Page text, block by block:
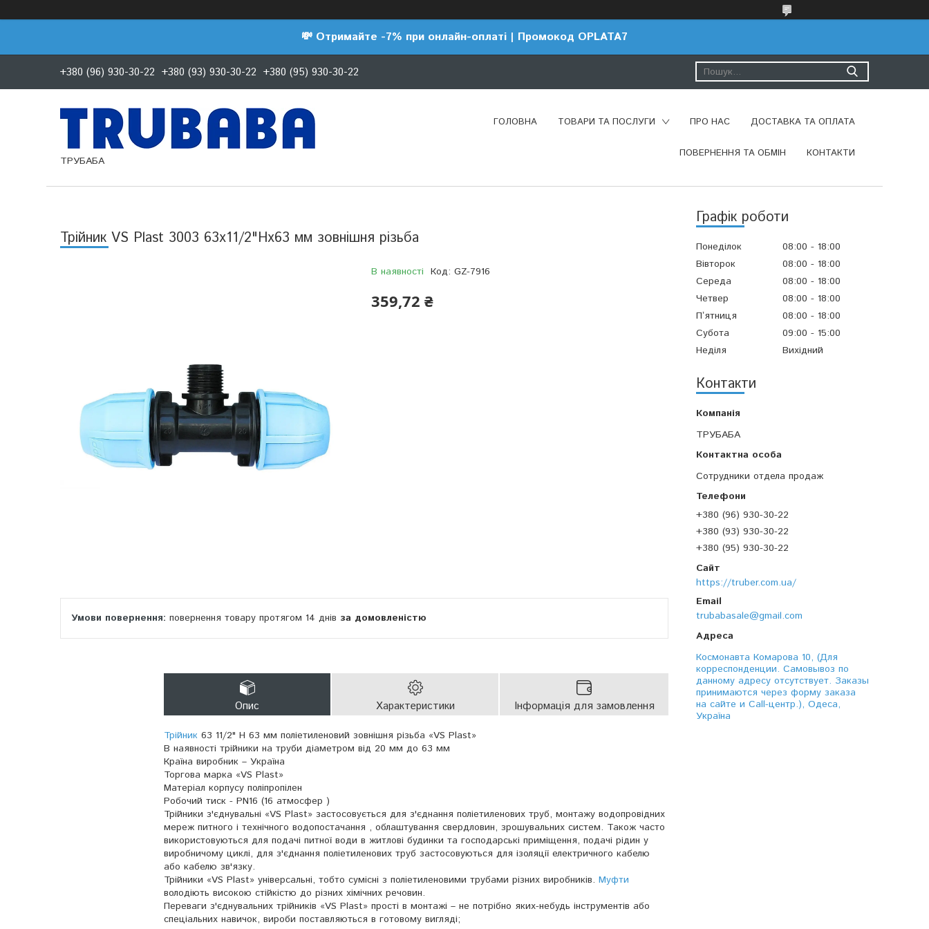
💸 Отримайте -7% при онлайн-оплаті | Промокод OPLATA7
+380 (96) 930-30-22 +380 (93) 930-30-22 +380 (95) 930-30-22
ТРУБАБА
ГОЛОВНА ТОВАРИ ТА ПОСЛУГИ ПРО НАС ДОСТАВКА ТА ОПЛАТА
ПОВЕРНЕННЯ ТА ОБМІН КОНТАКТИ
Графік роботи
Понеділок 08:00
18:00
Вівторок
08:00
18:00
Середа
08:00
18:00
Четвер
08:00
18:00
Пʼятниця
08:00
18:00
Субота
09:00
15:00
Неділя
Вихідний
Контакти
ТРУБАБА
Сотрудники отдела продаж
+380 (96) 930-30-22
+380 (93) 930-30-22
+380 (95) 930-30-22
https://truber.com.ua/
trubabasale@gmail.com
Космонавта Комарова 10, (Для
корреспонденции. Самовывоз по
данному адресу отсутствует. Заказы
принимаются через форму заказа
на сайте и Call-центр.), Одеса,
Україна
Трійник VS Plast 3003 63x11/2"Нх63 мм зовнішня різьба
В наявності Код: GZ-7916
359,72 ₴
повернення товару протягом 14 днів за домовленістю
Опис Характеристики Інформація для замовлення
Трійник 63 11/2" Н 63 мм поліетиленовий зовнішня різьба «VS Plast»
В наявності трійники на труби діаметром від 20 мм до 63 мм
Країна виробник – Україна
Торгова марка «VS Plast»
Матеріал корпусу поліпропілен
Робочий тиск - PN16 (16 атмосфер )
Трійники з'єднувальні «VS Plast» застосовується для з'єднання поліетиленових труб, монтажу водопровідних
мереж питного і технічного водопостачання , облаштування свердловин, зрошувальних систем. Також часто
використовуються для подачі питної води в житлові будинки та господарські приміщення, подачі рідин у
виробничому циклі, для з'єднання поліетиленових труб застосовуються для ізоляції електричного кабелю
або кабелю зв'язку.
Трійники «VS Plast» універсальні, тобто сумісні з поліетиленовими трубами різних виробників. Муфти
володіють високою стійкістю до різних хімічних речовин.
Переваги з'єднувальних трійників «VS Plast» прості в монтажі – не потрібно яких-небудь інструментів або
спеціальних навичок, вироби поставляються в готовому вигляді;